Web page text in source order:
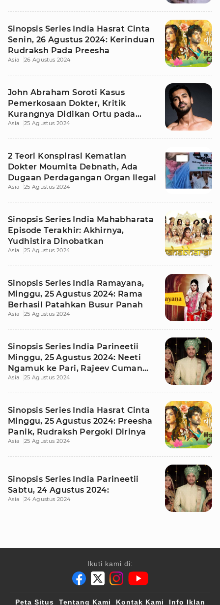
Sinopsis Series India Hasrat Cinta
Senin, 26 Agustus 2024: Kerinduan
Rudraksh Pada Preesha
Asia 26 Agustus 2024
John Abraham Soroti Kasus
Pemerkosaan Dokter, Kritik
Kurangnya Didikan Ortu pada
Anak Lelaki
Asia 25 Agustus 2024
2 Teori Konspirasi Kematian
Dokter Moumita Debnath, Ada
Dugaan Perdagangan Organ Ilegal
Asia 25 Agustus 2024
Sinopsis Series India Mahabharata
Episode Terakhir: Akhirnya,
Yudhistira Dinobatkan
Asia 25 Agustus 2024
Sinopsis Series India Ramayana,
Minggu, 25 Agustus 2024: Rama
Berhasil Patahkan Busur Panah
Asia 25 Agustus 2024
Sinopsis Series India Parineetii
Minggu, 25 Agustus 2024: Neeti
Ngamuk ke Pari, Rajeev Cuman
Diam
Asia 25 Agustus 2024
Sinopsis Series India Hasrat Cinta
Minggu, 25 Agustus 2024: Preesha
Panik, Rudraksh Pergoki Dirinya
Asia 25 Agustus 2024
Sinopsis Series India Parineetii
Sabtu, 24 Agustus 2024:
Asia 24 Agustus 2024
Ikuti kami di:
Peta Situs Tentang Kami Kontak Kami Info Iklan